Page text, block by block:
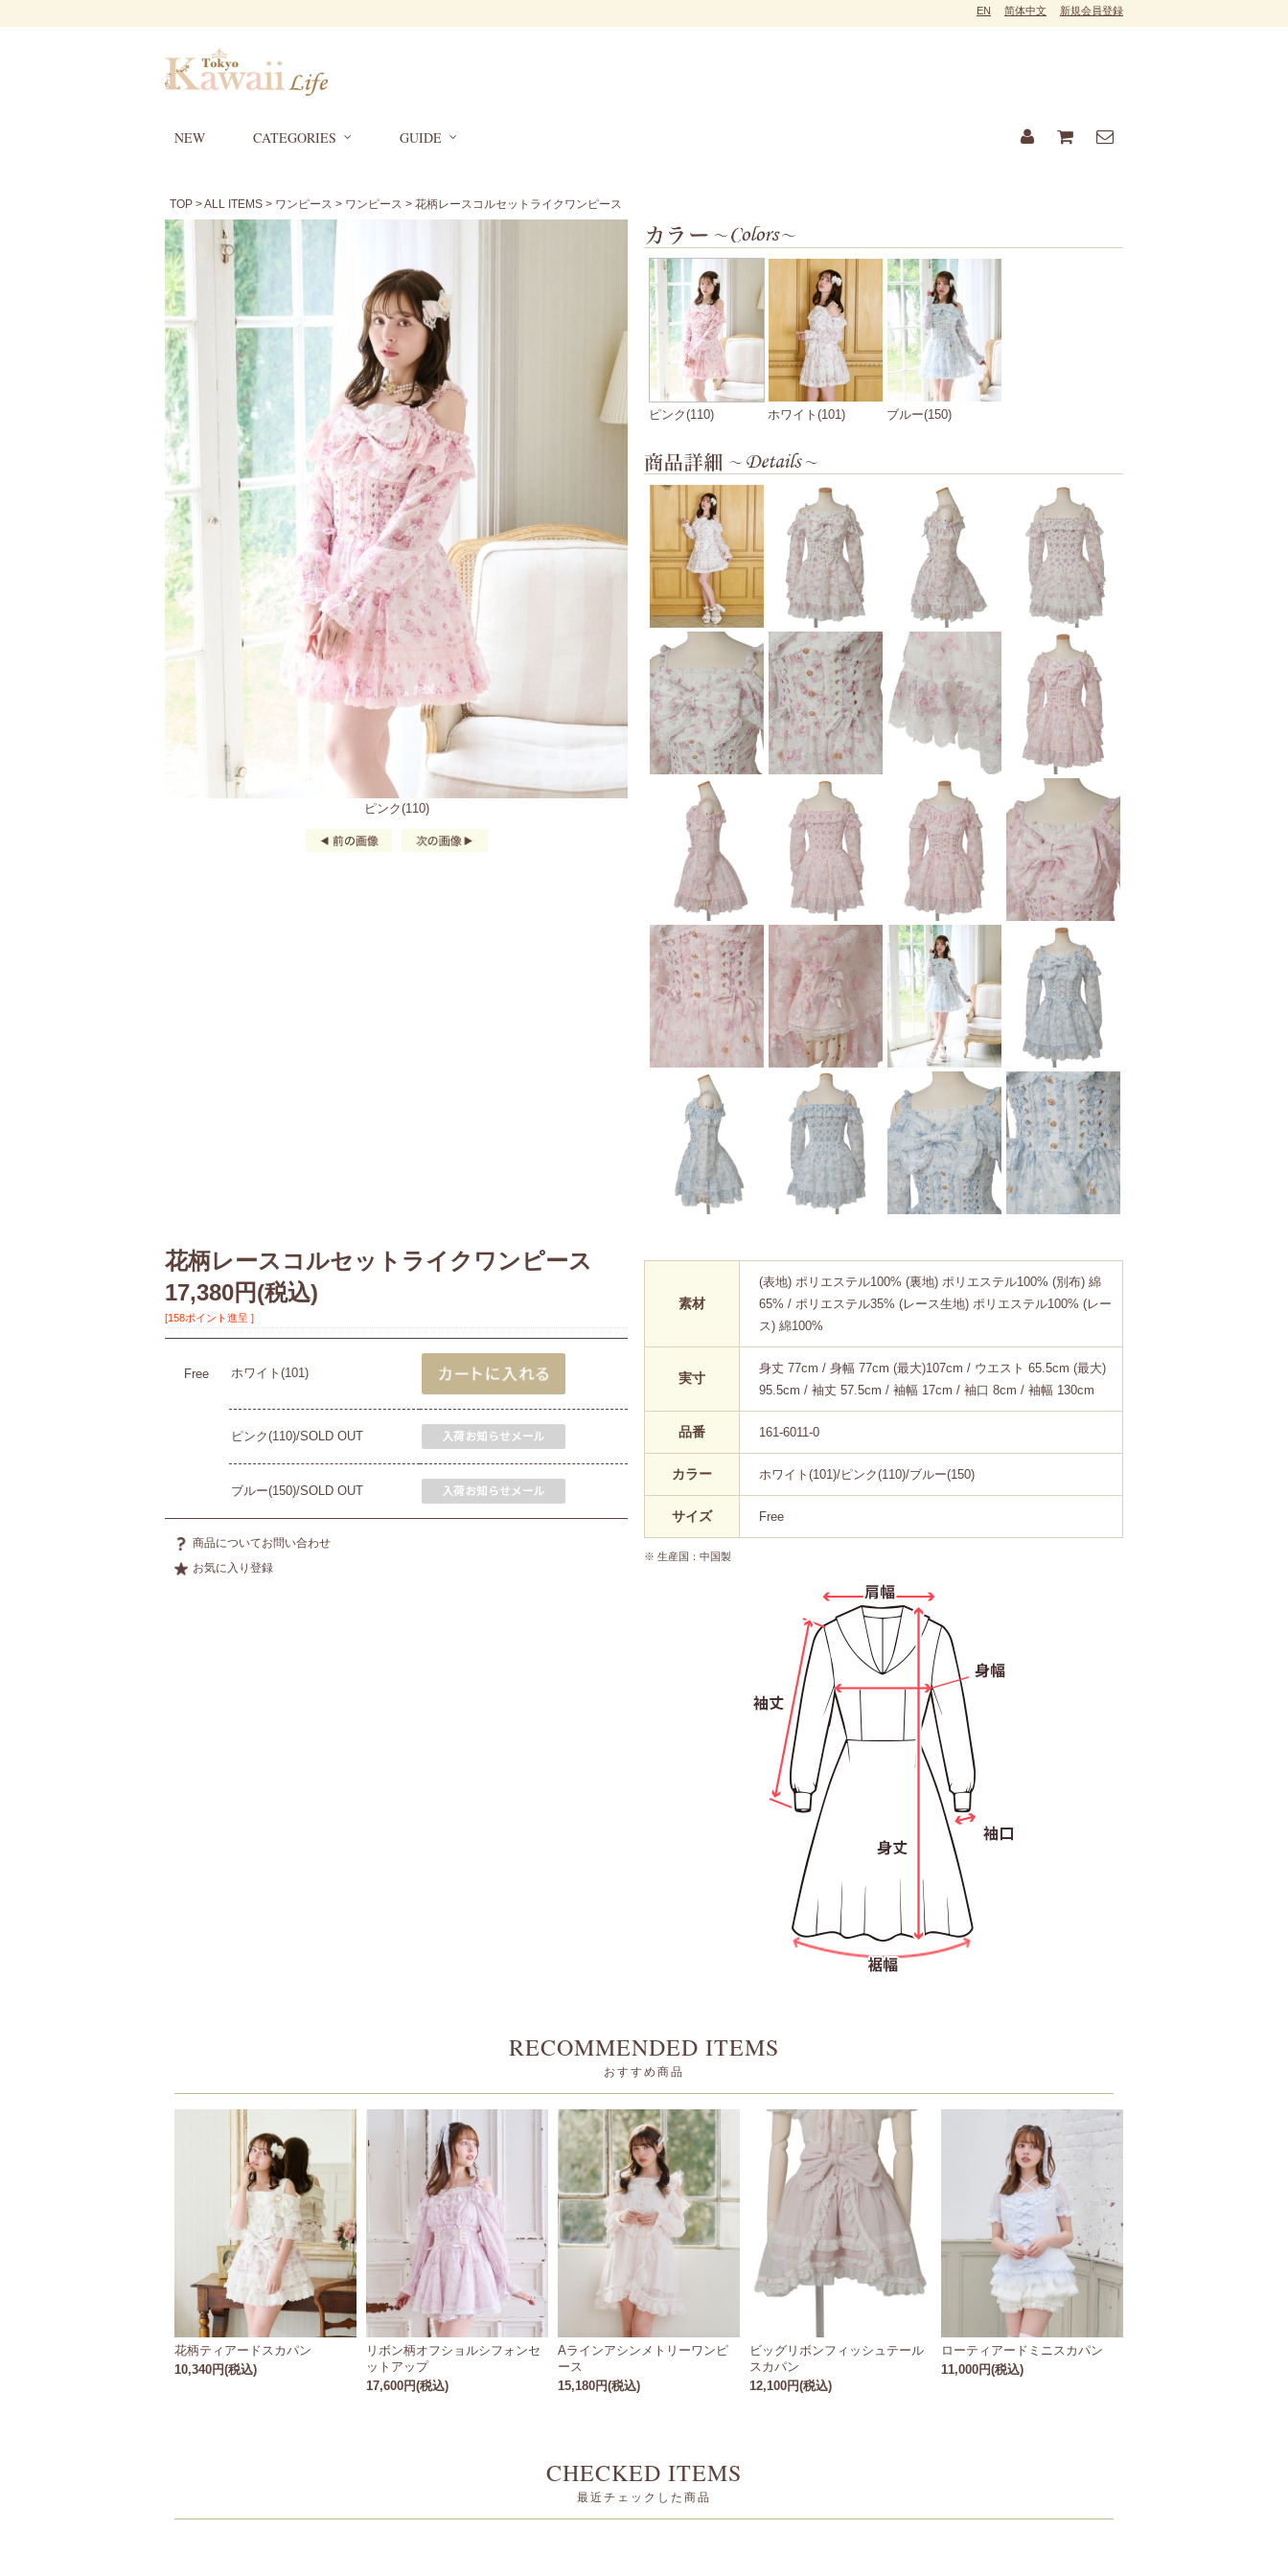
EN 简体中文 新規会員登録
NEW CATEGORIES GUIDE
TOP >ALL ITEMS > ワンピース > ワンピース > 花柄レースコルセットライクワンピース
ピンク(110) ホワイト(101) ブルー(150)
ピンク(110)
素材
(表地) ポリエステル100% (裏地) ポリエステル100% (別布) 綿
65% / ポリエステル35% (レース生地) ポリエステル100% (レー
ス) 綿100%
実寸
身丈 77cm / 身幅 77cm (最大)107cm / ウエスト 65.5cm (最大)
95.5cm / 袖丈 57.5cm / 袖幅 17cm / 袖口 8cm / 袖幅 130cm
品番 161-6011-0
カラー ホワイト(101)/ピンク(110)/ブルー(150)
サイズ Free
※ 生産国：中国製
花柄レースコルセットライクワンピース
17,380円(税込)
[158ポイント進呈 ]
Free ホワイト(101)
ピンク(110)/SOLD OUT
ブルー(150)/SOLD OUT
RECOMMENDED ITEMS
おすすめ商品
花柄ティアードスカパン
10,340円(税込)
リボン柄オフショルシフォンセ
ットアップ
17,600円(税込)
Aラインアシンメトリーワンピ
ース
15,180円(税込)
ビッグリボンフィッシュテール
スカパン
12,100円(税込)
ローティアードミニスカパン
11,000円(税込)
CHECKED ITEMS
最近チェックした商品